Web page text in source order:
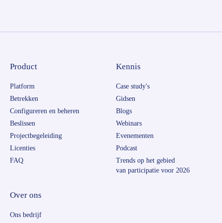
Product
Platform
Betrekken
Configureren en beheren
Beslissen
Projectbegeleiding
Licenties
FAQ
Kennis
Case study's
Gidsen
Blogs
Webinars
Evenementen
Podcast
Trends op het gebied
van participatie voor 2026
Over ons
Ons bedrijf